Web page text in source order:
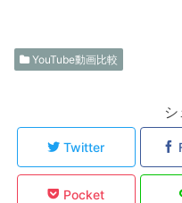
YouTube動画比較
Twitter
Pocket